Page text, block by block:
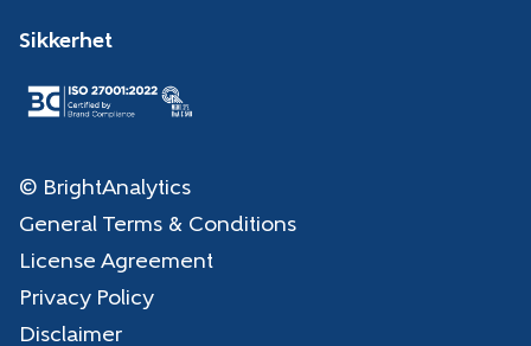
Sikkerhet
© BrightAnalytics
General Terms & Conditions
License Agreement
Privacy Policy
Disclaimer